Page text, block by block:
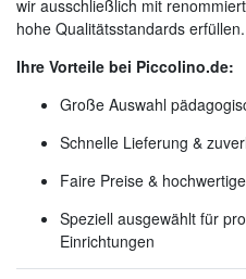
wir ausschließlich mit
hohe Qualitätsstandards erfüllen.
Ihre Vorteile bei Piccolino.de:
Große Auswahl
Schnelle Lieferung &
Faire Preise &
Speziell ausgewählt für
Einrichtungen